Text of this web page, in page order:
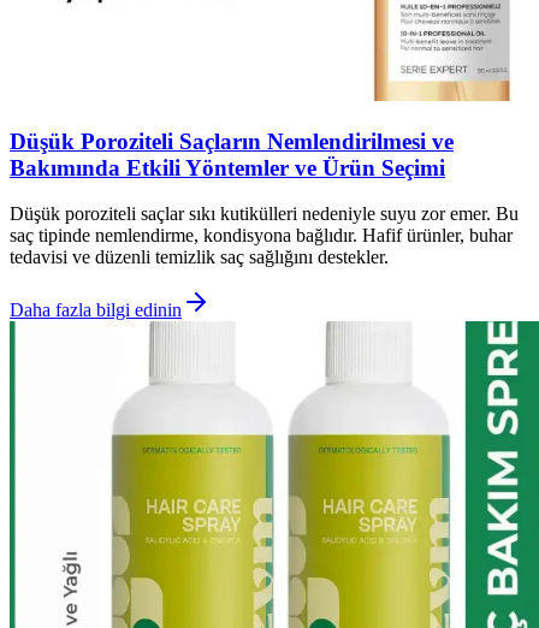
Düşük Poroziteli Saçların Nemlendirilmesi ve
Bakımında Etkili Yöntemler ve Ürün Seçimi
Düşük poroziteli saçlar sıkı kutikülleri nedeniyle suyu zor emer. Bu
saç tipinde nemlendirme, kondisyona bağlıdır. Hafif ürünler, buhar
tedavisi ve düzenli temizlik saç sağlığını destekler.
Daha fazla bilgi edinin